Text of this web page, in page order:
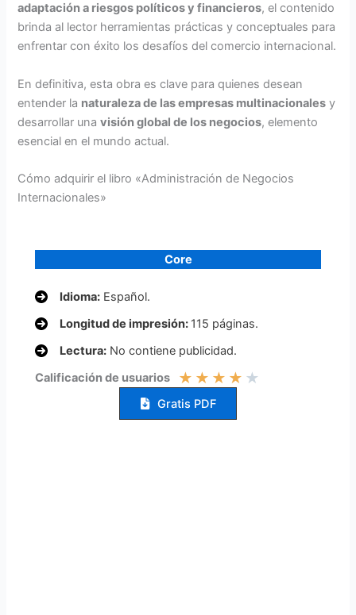
adaptación a riesgos políticos y financieros, el contenido
brinda al lector herramientas prácticas y conceptuales para
enfrentar con éxito los desafíos del comercio internacional.
En definitiva, esta obra es clave para quienes desean
entender la naturaleza de las empresas multinacionales y
desarrollar unavisión global de los negocios, elemento
esencial en el mundo actual.
Cómo adquirir el libro «Administración de Negocios
Internacionales»
Core
Idioma: Español.
Longitud de impresión: 115 páginas.
Lectura: No contiene publicidad.
Calificación de usuarios
★ ★ ★ ★ ★
Gratis PDF